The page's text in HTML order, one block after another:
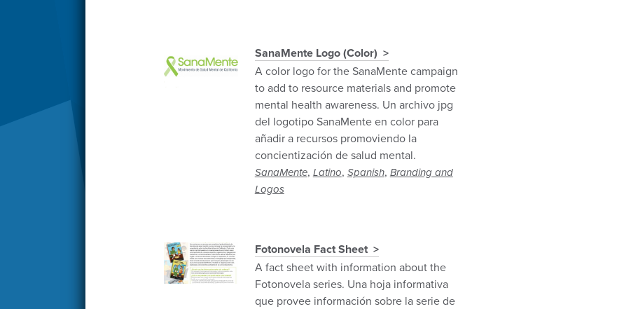
SanaMente Logo (Color)
A color logo for the SanaMente campaign
to add to resource materials and promote
mental health awareness. Un archivo jpg
del logotipo SanaMente en color para
añadir a recursos promoviendo la
concientización de salud mental.
SanaMente, Latino, Spanish, Branding and
Logos
Fotonovela Fact Sheet
A fact sheet with information about the
Fotonovela series. Una hoja informativa
que provee información sobre la serie de